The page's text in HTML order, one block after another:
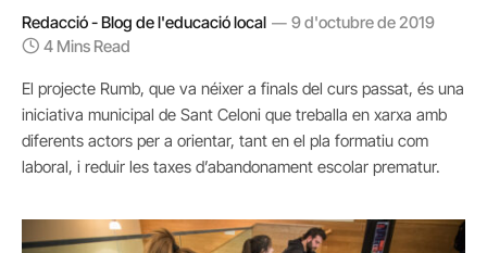
Redacció - Blog de l'educació local
9 d'octubre de 2019
4 Mins Read
El projecte Rumb, que va néixer a finals del curs passat, és una
iniciativa municipal de Sant Celoni que treballa en xarxa amb
diferents actors per a orientar, tant en el pla formatiu com
laboral, i reduir les taxes d’abandonament escolar prematur.